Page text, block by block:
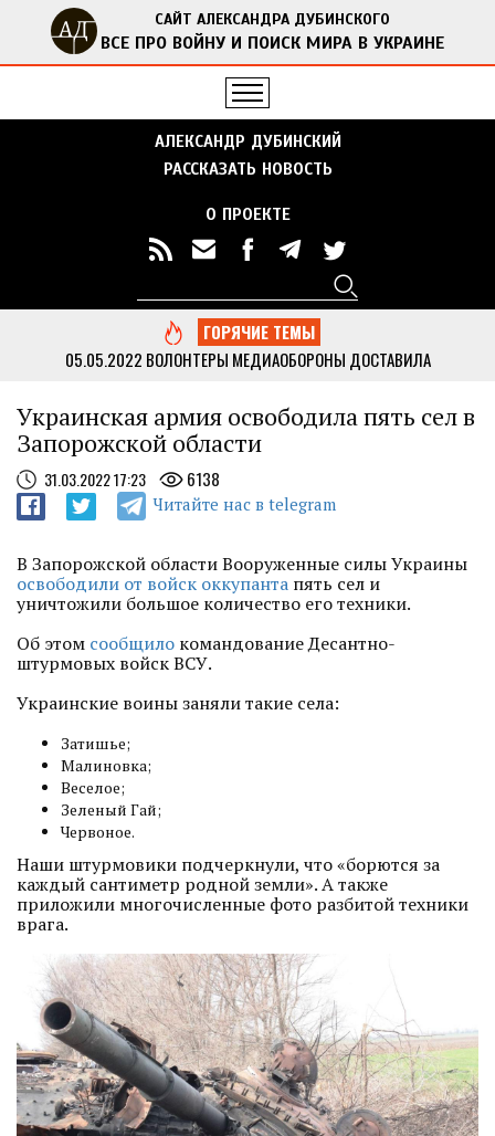
САЙТ АЛЕКСАНДРА ДУБИНСКОГО
ВСЕ ПРО ВОЙНУ И ПОИСК МИРА В УКРАИНЕ
АЛЕКСАНДР ДУБИНСКИЙ
РАССКАЗАТЬ НОВОСТЬ
О ПРОЕКТЕ
Форма поискаГОРЯЧИЕ ТЕМЫ
05.05.2022 ВОЛОНТЕРЫ МЕДИАОБОРОНЫ ДОСТАВИЛА
...
13.05.2022ДУБИНСКИЙ ВМЕСТЕ С АКТИВИСТАМИ МЕДИАОБОРОНЫ
ПРИВЕЗ ГУМАНИТАРНУЮ ПОМОЩЬ В КИЕВСКУЮ ОБЛАСТЬ
05.05.2022МЕДИАОБОРОНА ПЕРЕДАЛА В НАЦПОЛИЦИЮ МНОГО
ГУМАНИТАРНОЙ ПОМОЩИ ИЗ ИТАЛИИ
11.05.2022МЕДИАОБОРОНА ДОСТАВИЛА ГУМАНИТАРНУЮ ПОМОЩЬ В
27.04.2022МЕДИАОБОРОНА ПОМОГЛА ВСУ НАЙТИ АВТО ДЛЯ
ФРОНТА И РАЗЫСКИВАЕТ ЕЩЕ ОДИН ПАРКЕТНИК ДЛЯ УКРАИНСКИХ
ВОИНОВ...
Украинская армия освободила пять сел в
Запорожской области
31.03.2022 17:23 6138
Читайте нас в telegram
В Запорожской области Вооруженные силы Украины
освободили от войск оккупанта пять сел и
уничтожили большое количество его техники.
Об этом сообщило командование Десантно-
штурмовых войск ВСУ.
Украинские воины заняли такие села:
Затишье;
Малиновка;
Веселое;
Зеленый Гай;
Червоное.
Наши штурмовики подчеркнули, что «борются за
каждый сантиметр родной земли». А также
приложили многочисленные фото разбитой техники
врага.